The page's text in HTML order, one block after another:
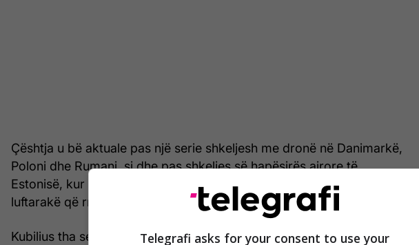
Çështja u bë aktuale pas një serie shkeljesh me dronë në Danimarkë,
Poloni dhe Rumani, si dhe pas shkeljes së hapësirës ajrore të
Estonisë, kur rusët hynë në hapësirën ajrore estoneze me avionë
luftarakë që rrotulluan për disa minuta.
Kubilius tha se është e ngutshme të ketë një sistem efektiv zbulimi,
Telegrafi asks for your consent to use your